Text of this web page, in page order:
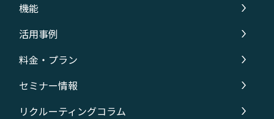
機能
活用事例
料金・プラン
セミナー情報
リクルーティングコラム